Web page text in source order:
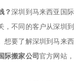
上海市托运到澳大利亚
家界市托运到美国 从上海
搬家到英国从佛山市搬家
比利时
？深圳到马来西亚国际
，不同的客户从深圳到
想要了解深圳到马来西
际搬家公司官方网站，